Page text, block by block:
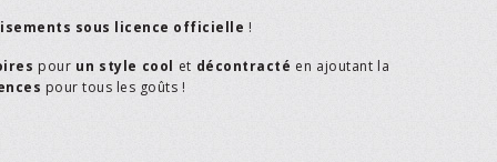
sous licence officielle !
pour un style cool et décontracté en ajoutant la
pour tous les goûts !